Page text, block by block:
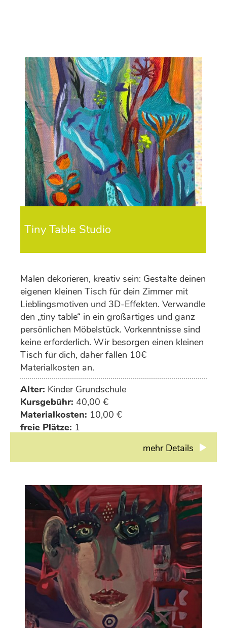
Tiny Table Studio
Malen dekorieren, kreativ sein: Gestalte deinen
eigenen kleinen Tisch für dein Zimmer mit
Lieblingsmotiven und 3D-Effekten. Verwandle
den „tiny table“ in ein großartiges und ganz
persönlichen Möbelstück. Vorkenntnisse sind
keine erforderlich. Wir besorgen einen kleinen
Tisch für dich, daher fallen 10€
Materialkosten an.
Alter: Kinder Grundschule
Kursgebühr: 40,00 €
Materialkosten: 10,00 €
freie Plätze: 1
mehr Details